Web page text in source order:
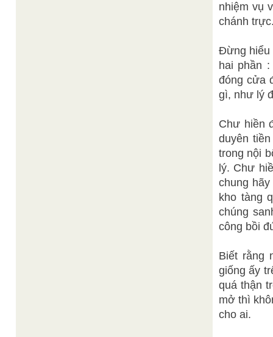
nhiệm vụ
chánh
Đừng hiểu
hai phần
đóng cửa
gì, như lý
Chư hiền
duyên
trong nội
lý. Chư
chung
kho tàng
chúng
công bồi
Biết rằng
giống ấy
quá thận
mở thì
cho ai.